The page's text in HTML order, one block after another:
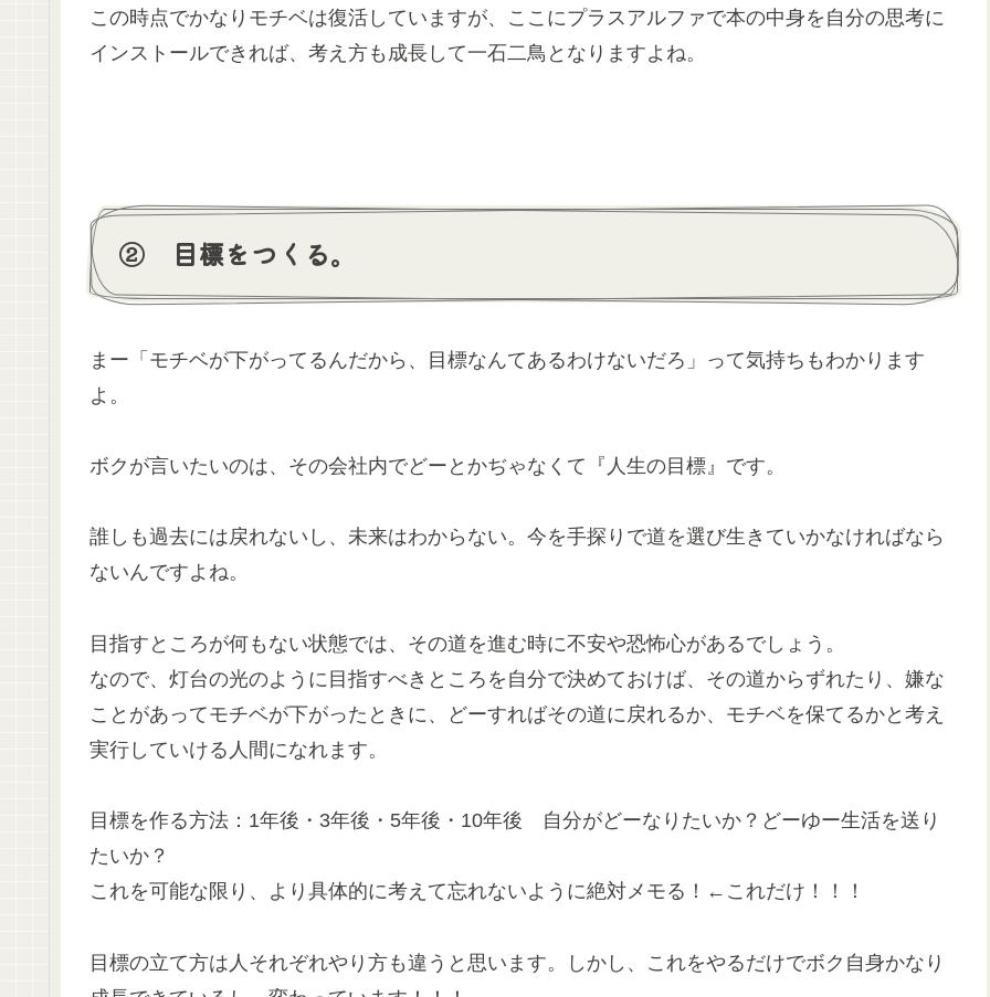
この時点でかなりモチベは復活していますが、ここにプラスアルファで本の中身を自分の思考に
インストールできれば、考え方も成長して一石二鳥となりますよね。
② 目標をつくる。
まー「モチベが下がってるんだから、目標なんてあるわけないだろ」って気持ちもわかります
よ。
ボクが言いたいのは、その会社内でどーとかぢゃなくて『人生の目標』です。
誰しも過去には戻れないし、未来はわからない。今を手探りで道を選び生きていかなければなら
ないんですよね。
目指すところが何もない状態では、その道を進む時に不安や恐怖心があるでしょう。
なので、灯台の光のように目指すべきところを自分で決めておけば、その道からずれたり、嫌な
ことがあってモチベが下がったときに、どーすればその道に戻れるか、モチベを保てるかと考え
実行していける人間になれます。
目標を作る方法：1年後・3年後・5年後・10年後 自分がどーなりたいか？どーゆー生活を送り
たいか？
これを可能な限り、より具体的に考えて忘れないように絶対メモる！←これだけ！！！
目標の立て方は人それぞれやり方も違うと思います。しかし、これをやるだけでボク自身かなり